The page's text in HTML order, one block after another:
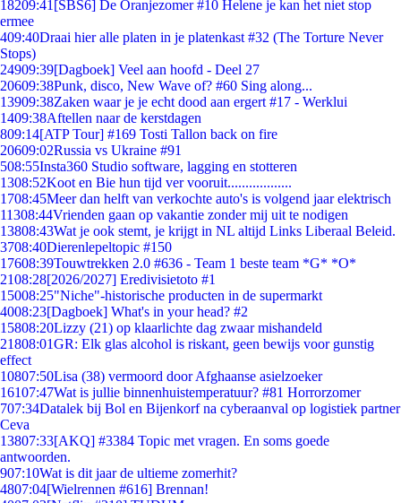
18209:41 [SBS6] De Oranjezomer #10 Helene je kan het niet stop
ermee
409:40Draai hier alle platen in je platenkast #32 (The Torture Never
Stops)
24909:39[Dagboek] Veel aan hoofd - Deel 27
20609:38Punk, disco, New Wave of? #60 Sing along...
13909:38Zaken waar je je echt dood aan ergert #17 - Werklui
1409:38Aftellen naar de kerstdagen
809:14[ATP Tour] #169 Tosti Tallon back on fire
20609:02Russia vs Ukraine #91
508:55Insta360 Studio software, lagging en stotteren
1308:52Koot en Bie hun tijd ver vooruit..................
1708:45Meer dan helft van verkochte auto's is volgend jaar elektrisch
11308:44Vrienden gaan op vakantie zonder mij uit te nodigen
13808:43Wat je ook stemt, je krijgt in NL altijd Links Liberaal Beleid.
3708:40Dierenlepeltopic #150
17608:39Touwtrekken 2.0 #636 - Team 1 beste team *G* *O*
2108:28[2026/2027] Eredivisietoto #1
15008:25"Niche"-historische producten in de supermarkt
4008:23[Dagboek] What's in your head? #2
15808:20Lizzy (21) op klaarlichte dag zwaar mishandeld
21808:01GR: Elk glas alcohol is riskant, geen bewijs voor gunstig
effect
10807:50Lisa (38) vermoord door Afghaanse asielzoeker
16107:47Wat is jullie binnenhuistemperatuur? #81 Horrorzomer
707:34Datalek bij Bol en Bijenkorf na cyberaanval op logistiek partner
Ceva
13807:33[AKQ] #3384 Topic met vragen. En soms goede
antwoorden.
907:10Wat is dit jaar de ultieme zomerhit?
4807:04[Wielrennen #616] Brennan!